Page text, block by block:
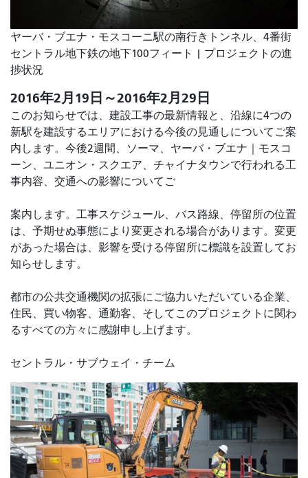
ヤーバ・ブエナ・モスコーニ駅の南行きトンネル、4番街
セントラル地下鉄の地下100フィート | プロジェクトの進
捗状況
2016年2月19日～2016年2月29日
このお知らせでは、建設工事の最新情報と、沿線に4つの
新駅を建設するエリアにおける今後の見通しについてご案
内します。今後2週間、ソーマ、ヤーバ・ブエナ｜モスコ
ーン、ユニオン・スクエア、チャイナタウンで行われる工
事内容、交通への影響についてご
案内します。工事スケジュール、バス路線、停留所の位置
は、予期せぬ事態により変更される場合があります。変更
があった場合は、影響を受ける停留所に標識を設置してお
知らせします。
都市の公共交通機関の拡張にご協力いただいている企業、
住民、買い物客、通勤客、そしてこのプロジェクトに関わ
るすべての方々に感謝申し上げます。
セントラル・サブウェイ・チーム